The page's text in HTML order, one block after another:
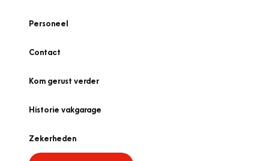
Personeel
Contact
Kom gerust verder
Historie vakgarage
Zekerheden